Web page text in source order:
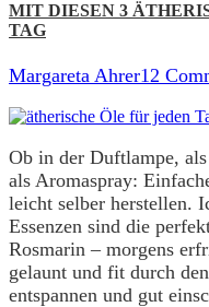
MIT DIESEN 3
TAG
Margareta Ahrer12
Ob in der Duftlampe,
als Aromaspray:
leicht selber herstellen.
Essenzen sind die
Rosmarin – morgens
gelaunt und fit durch
entspannen und gut